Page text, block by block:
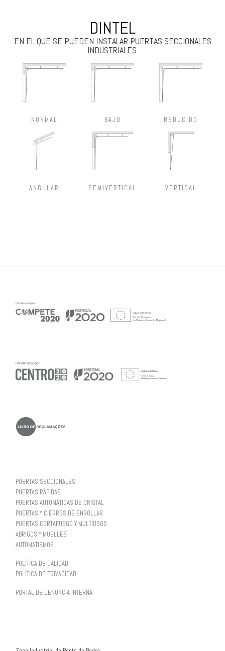
DINTEL
EN EL QUE SE PUEDEN INSTALAR PUERTAS SECCIONALES
INDUSTRIALES.
NORMAL BAJO REDUCIDO
ANGULAR SEMIVERTICAL VERTICAL
PUERTAS SECCIONALES
PUERTAS RÁPIDAS
PUERTAS AUTOMÁTICAS DE CRISTAL
PUERTAS Y CIERRES DE ENROLLAR
PUERTAS CORTAFUEGO Y MULTIUSOS
ABRIGOS Y MUELLES
AUTOMATISMOS
POLÍTICA DE CALIDAD
POLÍTICA DE PRIVACIDAD
PORTAL DE DENUNCIA INTERNA